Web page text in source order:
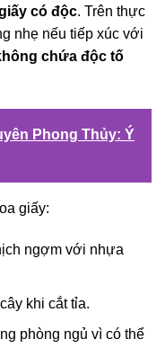
có độc. Trên thực
nhẹ nếu tiếp xúc với
chứa độc tố
Phong Thủy: Ý
giấy:
ngợm với nhựa
khi cắt tỉa.
phòng ngủ vì có thể